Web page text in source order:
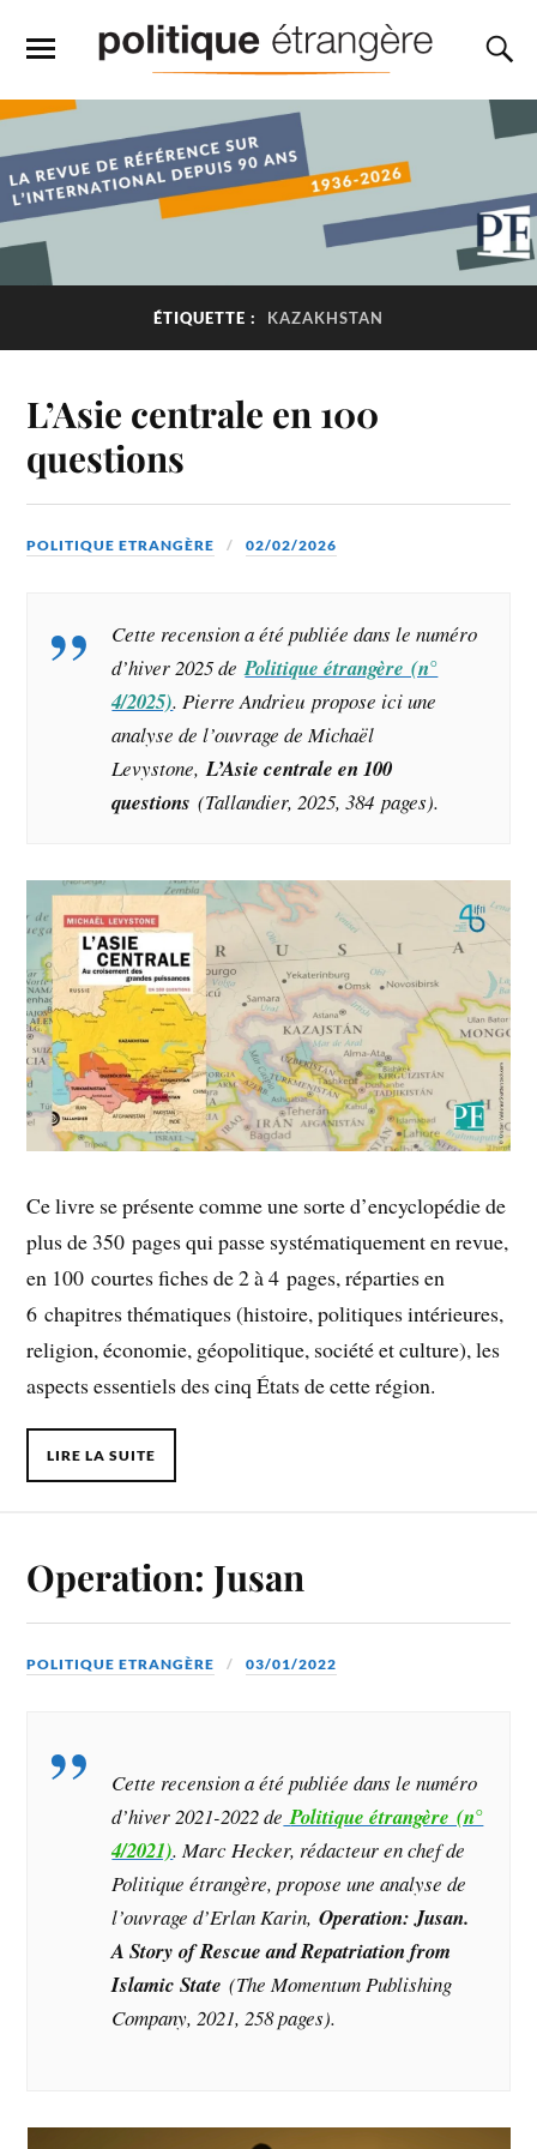
ÉTIQUETTE : KAZAKHSTAN
L’Asie centrale en 100
questions
POLITIQUE ETRANGÈRE 02/02/2026
Cette recension a été publiée dans le numéro
d’hiver 2025 dePolitique étrangère (n°
4/2025). Pierre Andrieu propose ici une
analyse de l’ouvrage de Michaël
Levystone, L’Asie centrale en 100
questions (Tallandier, 2025, 384 pages).
Ce livre se présente comme une sorte d’encyclopédie de
plus de 350 pages qui passe systématiquement en revue,
en 100 courtes fiches de 2 à 4 pages, réparties en
6 chapitres thématiques (histoire, politiques intérieures,
religion, économie, géopolitique, société et culture), les
aspects essentiels des cinq États de cette région.
LIRE LA SUITE
Operation: Jusan
POLITIQUE ETRANGÈRE 03/01/2022
Cette recension a été publiée dans le numéro
d’hiver 2021-2022 de Politique étrangère (n°
4/2021). Marc Hecker, rédacteur en chef de
Politique étrangère, propose une analyse de
l’ouvrage d’Erlan Karin,Operation: Jusan.
A Story of Rescue and Repatriation from
Islamic State(The Momentum Publishing
Company, 2021, 258 pages).